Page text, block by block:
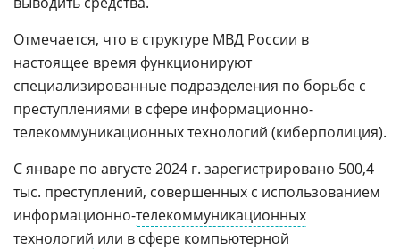
Отмечается, что в структуре МВД России в
настоящее время функционируют
специализированные подразделения по борьбе с
преступлениями в сфере информационно-
телекоммуникационных технологий (киберполиция).
С январе по августе 2024 г. зарегистрировано 500,4
тыс. преступлений, совершенных с использованием
информационно-телекоммуникационных
технологий или в сфере компьютерной